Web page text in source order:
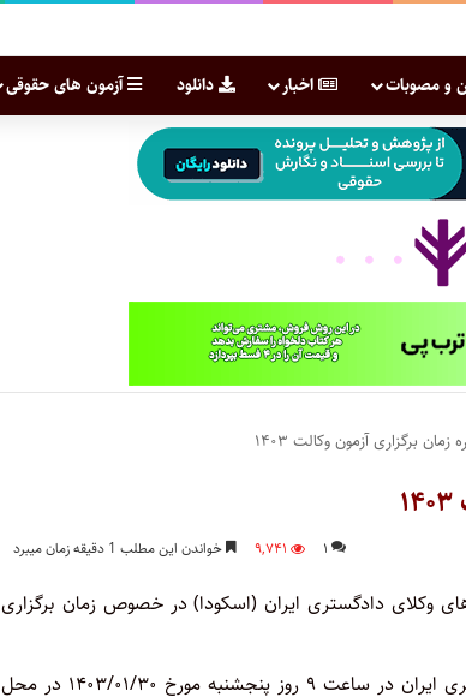
و مصوبات اخبار دانلود آزمون های حقوقی
برگزاری آزمون وکالت ۱۴۰۳
۱ ۹,۷۴۱ خواندن این مطلب 1 دقیقه زمان میبرد
وکلای دادگستری ایران (اسکودا) در خصوص زمان برگزاری
به گزارش اختبار، نشست شورای اجرایی اتحادیه سراسری کانونهای وکلای دادگستری ایران در ساعت ۹ روز پنجشنبه مورخ ۱۴۰۳/۰۱/۳۰ در محل